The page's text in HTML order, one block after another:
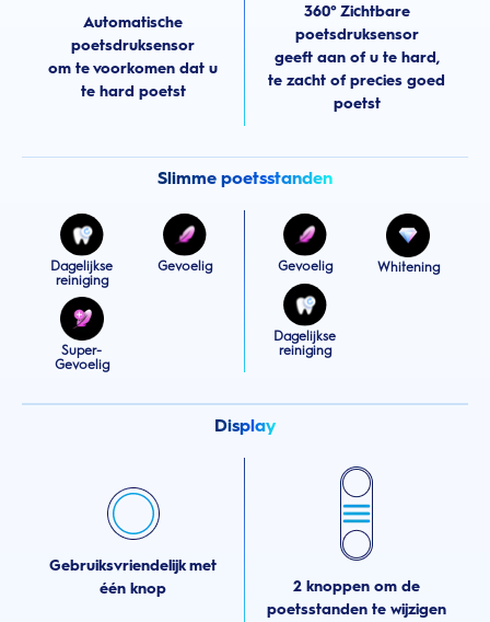
Automatische
poetsdruksensor
om te voorkomen dat u
te hard poetst
360° Zichtbare
poetsdruksensor
geeft aan of u te hard,
te zacht of precies goed
poetst
Slimme poetsstanden
Dagelijkse
reiniging
Gevoelig
Super-
Gevoelig
Gevoelig Whitening
Dagelijkse
reiniging
Display
Gebruiksvriendelijk met
één knop
2 knoppen om de
poetsstanden te wijzigen